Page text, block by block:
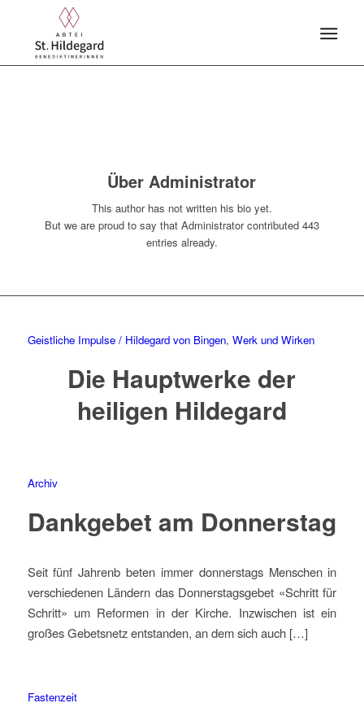
ÜberAdministrator
This author has not written his bio yet.
But we are proud to say that Administratorcontributed 443
entries already.
Geistliche Impulse / Hildegard von Bingen, Werk und Wirken
Die Hauptwerke der
heiligen Hildegard
Archiv
Dankgebet am Donnerstag
Seit fünf Jahrenb beten immer donnerstags Menschen in
verschiedenen Ländern das Donnerstagsgebet «Schritt für
Schritt» um Reformen in der Kirche. Inzwischen ist ein
großes Gebetsnetz entstanden, an dem sich auch […]
Fastenzeit